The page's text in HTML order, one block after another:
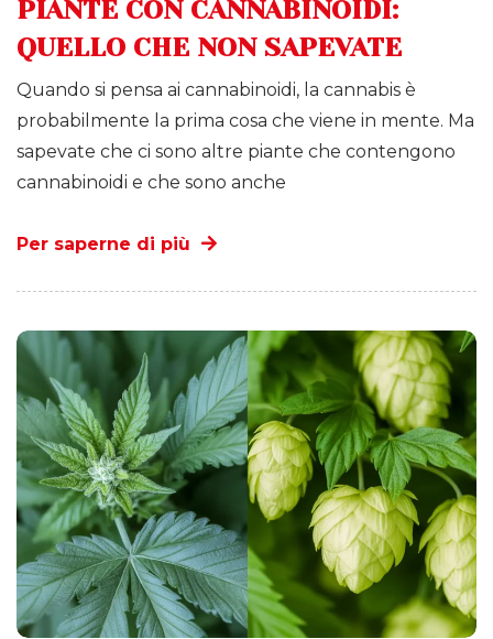
PIANTE CON CANNABINOIDI:
QUELLO CHE NON SAPEVATE
Quando si pensa ai cannabinoidi, la cannabis è
probabilmente la prima cosa che viene in mente. Ma
sapevate che ci sono altre piante che contengono
cannabinoidi e che sono anche
Per saperne di più